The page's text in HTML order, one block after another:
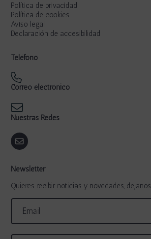
Política de privacidad
Política de cookies
Aviso legal
Declaración de accesibilidad
Teléfono
Correo electrónico
Nuestras Redes
Newsletter
Quieres recibir noticias y novedades,